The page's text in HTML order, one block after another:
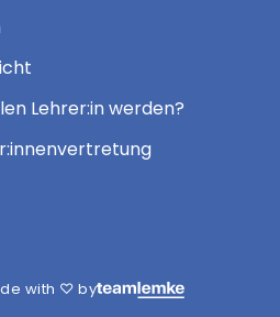
Lehrer:in werden?
with ♡ by